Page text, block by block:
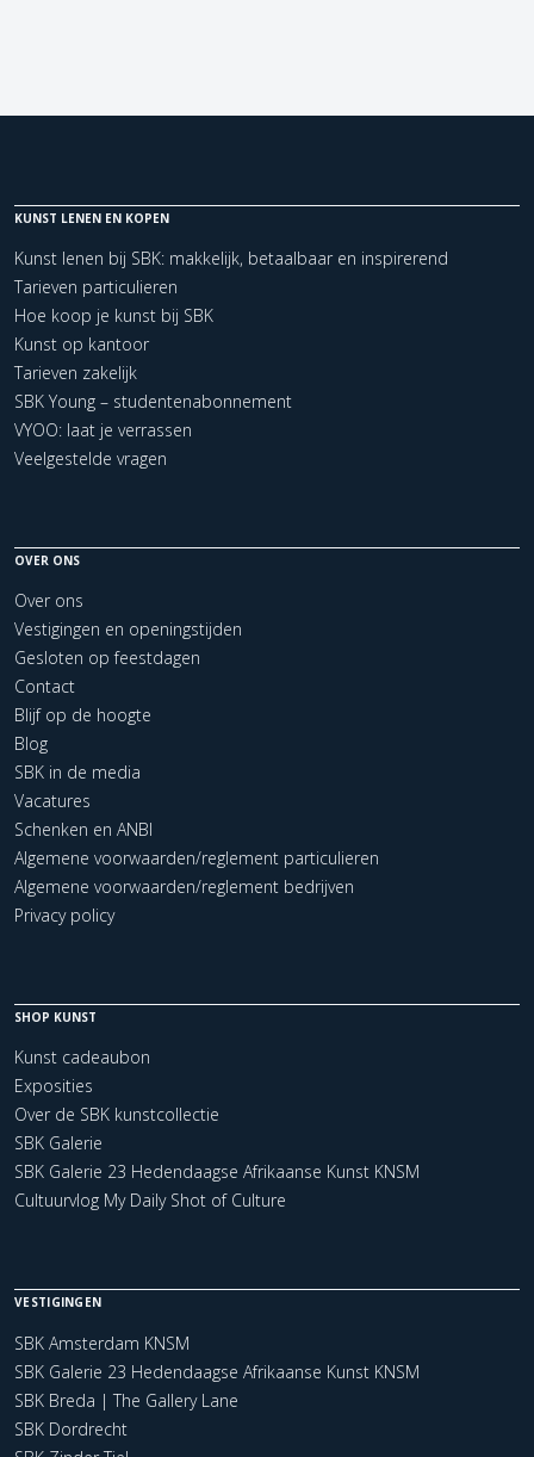
KUNST LENEN EN KOPEN
Kunst lenen bij SBK: makkelijk, betaalbaar en inspirerend
Tarieven particulieren
Hoe koop je kunst bij SBK
Kunst op kantoor
Tarieven zakelijk
SBK Young – studentenabonnement
VYOO: laat je verrassen
Veelgestelde vragen
OVER ONS
Over ons
Vestigingen en openingstijden
Gesloten op feestdagen
Contact
Blijf op de hoogte
Blog
SBK in de media
Vacatures
Schenken en ANBI
Algemene voorwaarden/reglement particulieren
Algemene voorwaarden/reglement bedrijven
Privacy policy
SHOP KUNST
Kunst cadeaubon
Exposities
Over de SBK kunstcollectie
SBK Galerie
SBK Galerie 23 Hedendaagse Afrikaanse Kunst KNSM
Cultuurvlog My Daily Shot of Culture
VESTIGINGEN
SBK Amsterdam KNSM
SBK Galerie 23 Hedendaagse Afrikaanse Kunst KNSM
SBK Breda | The Gallery Lane
SBK Dordrecht